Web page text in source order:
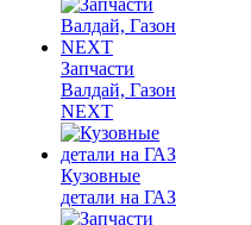
Запчасти
Валдай, Газон
NEXT
Кузовные
детали на ГАЗ